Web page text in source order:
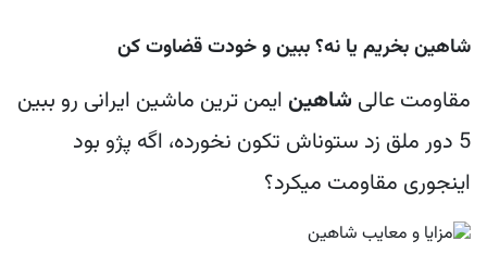
شاهین بخریم یا نه؟ ببین و خودت قضاوت کن
مقاومت عالیشاهین ایمن ترین ماشین ایرانی رو ببین
5 دور ملق زد ستوناش تکون نخورده، اگه پژو بود
اینجوری مقاومت میکرد؟